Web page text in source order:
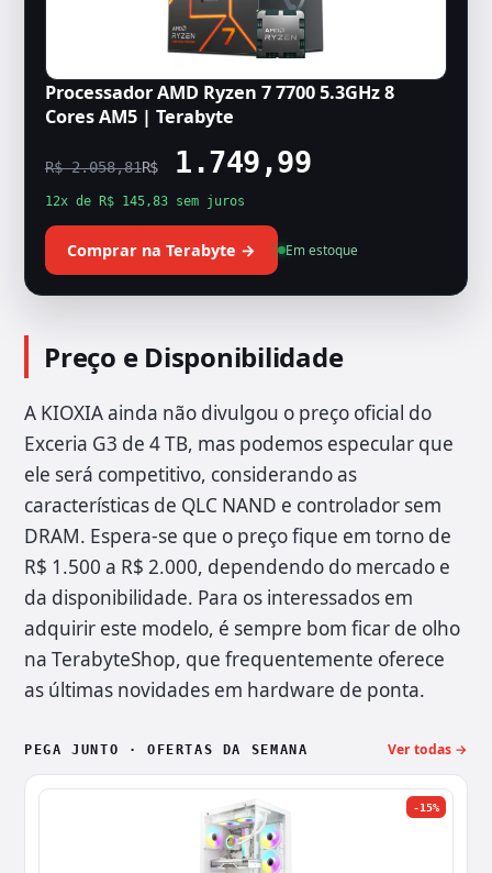
Processador AMD Ryzen 7 7700 5.3GHz 8
Cores AM5 | Terabyte
R$ 2.058,81R$1.749,99
12x de R$ 145,83 sem juros
Comprar na Terabyte → Em estoque
Preço e Disponibilidade
A KIOXIA ainda não divulgou o preço oficial do
Exceria G3 de 4 TB, mas podemos especular que
ele será competitivo, considerando as
características de QLC NAND e controlador sem
DRAM. Espera-se que o preço fique em torno de
R$ 1.500 a R$ 2.000, dependendo do mercado e
da disponibilidade. Para os interessados em
adquirir este modelo, é sempre bom ficar de olho
na TerabyteShop, que frequentemente oferece
as últimas novidades em hardware de ponta.
PEGA JUNTO · OFERTAS DA SEMANA Ver todas →
-15%